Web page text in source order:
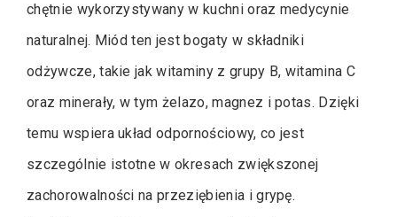
chętnie wykorzystywany w kuchni oraz medycynie
naturalnej. Miód ten jest bogaty w składniki
odżywcze, takie jak witaminy z grupy B, witamina C
oraz minerały, w tym żelazo, magnez i potas. Dzięki
temu wspiera układ odpornościowy, co jest
szczególnie istotne w okresach zwiększonej
zachorowalności na przeziębienia i grypę.